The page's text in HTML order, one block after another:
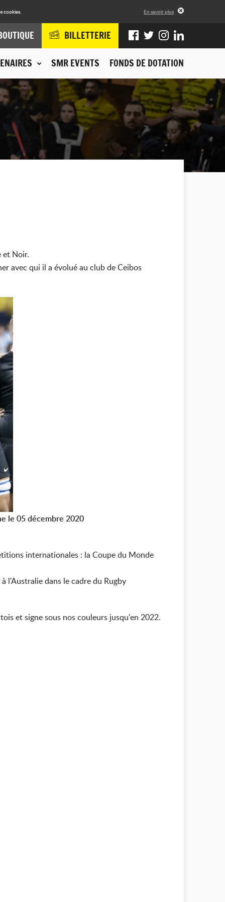
cookies. En savoir plus
SMR EVENTS FONDS DE DOTATION
BILLETTERIE
et Noir.
avec qui il a évolué au club de Ceibos
le 05 décembre 2020
internationales : la Coupe du Monde
l'Australie dans le cadre du Rugby
et signe sous nos couleurs jusqu'en 2022.